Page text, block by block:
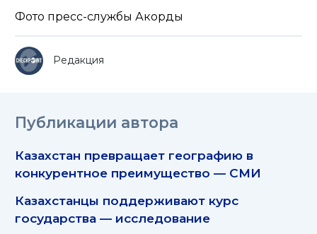
Фото пресс-службы Акорды
Редакция
Публикации автора
Казахстан превращает географию в
конкурентное преимущество — СМИ
Казахстанцы поддерживают курс
государства — исследование